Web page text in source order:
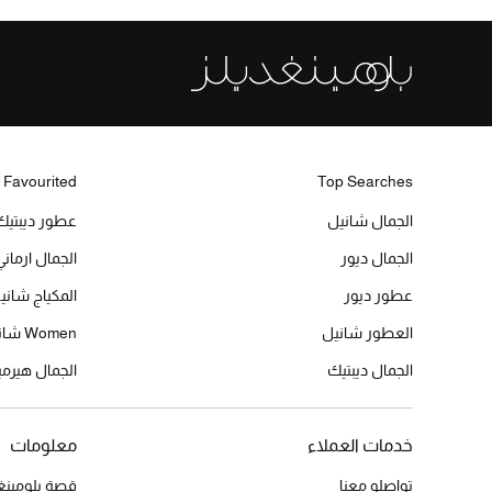
Top Searches
الجمال شانيل
الجمال ديور
عطور ديور
العطور شانيل
الجمال ديبتيك
Favourited
عطور
الجمال
المكياج
Women شانيل
الجمال
خدمات العملاء
تواصلو معنا
معلومات
قصة